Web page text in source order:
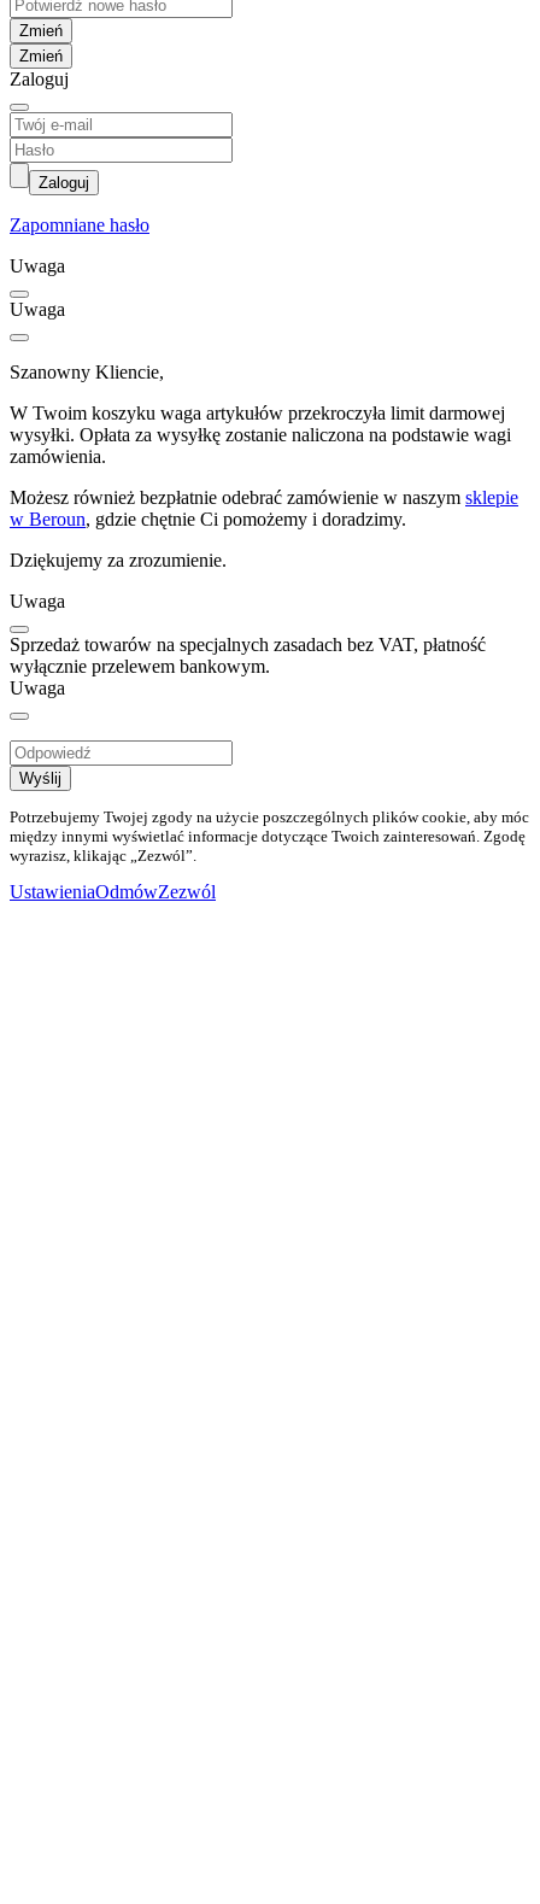
Zmień
Zaloguj
Zaloguj
Zapomniane hasło
Uwaga
Uwaga
Szanowny Kliencie,
W Twoim koszyku waga artykułów przekroczyła limit darmowej
wysyłki. Opłata za wysyłkę zostanie naliczona na podstawie wagi
zamówienia.
Możesz również bezpłatnie odebrać zamówienie w naszym sklepie
w Beroun, gdzie chętnie Ci pomożemy i doradzimy.
Dziękujemy za zrozumienie.
Uwaga
Sprzedaż towarów na specjalnych zasadach bez VAT, płatność
wyłącznie przelewem bankowym.
Uwaga
Wyślij
Potrzebujemy Twojej zgody na użycie poszczególnych plików cookie, aby móc
między innymi wyświetlać informacje dotyczące Twoich zainteresowań. Zgodę
wyrazisz, klikając „Zezwól”.
UstawieniaOdmówZezwól